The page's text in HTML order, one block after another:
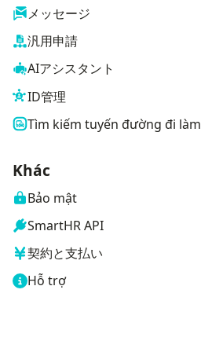
メッセージ
汎用申請
AIアシスタント
ID管理
Tìm kiếm tuyến đường đi làm
Khác
Bảo mật
SmartHR API
契約と支払い
Hỗ trợ